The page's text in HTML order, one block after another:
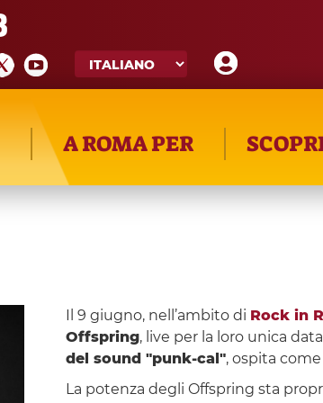
A ROMA PER
Il 9 giugno, nell’ambito di Rock in
Offspring, live per la loro unica
del sound "punk-cal", ospita come
La potenza degli Offspring sta